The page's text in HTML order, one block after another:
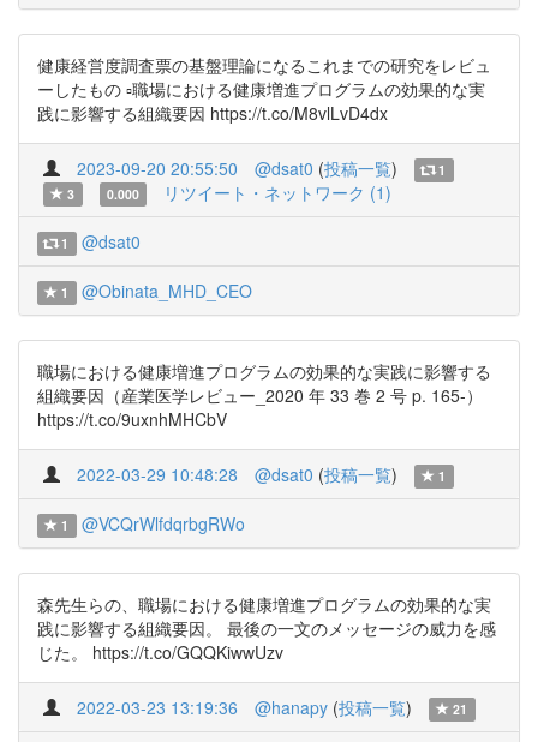
健康経営度調査票の基盤理論になるこれまでの研究をレビュ
ーしたもの ▫️職場における健康増進プログラムの効果的な実
践に影響する組織要因 https://t.co/M8vlLvD4dx
2023-09-20 20:55:50 @dsat0 (投稿一覧)
1
3
0.000 リツイート・ネットワーク (1)
1 @dsat0
1 @Obinata_MHD_CEO
職場における健康増進プログラムの効果的な実践に影響する
組織要因（産業医学レビュー_2020 年 33 巻 2 号 p. 165-）
https://t.co/9uxnhMHCbV
2022-03-29 10:48:28 @dsat0 (投稿一覧) 1
1 @VCQrWlfdqrbgRWo
森先生らの、職場における健康増進プログラムの効果的な実
践に影響する組織要因。 最後の一文のメッセージの威力を感
じた。 https://t.co/GQQKiwwUzv
2022-03-23 13:19:36 @hanapy (投稿一覧) 21